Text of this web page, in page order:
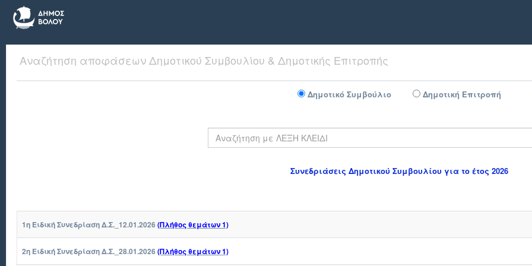
Αναζήτηση αποφάσεων Δημοτικού Συμβουλίου & Δημοτικής Επιτροπής
Δημοτικό Συμβούλιο Δημοτική Επιτροπή
Συνεδριάσεις Δημοτικού Συμβουλίου για το έτος 2026
1η Ειδική Συνεδρίαση Δ.Σ._12.01.2026 (Πλήθος θεμάτων 1)
2η Ειδική Συνεδρίαση Δ.Σ._28.01.2026 (Πλήθος θεμάτων 1)